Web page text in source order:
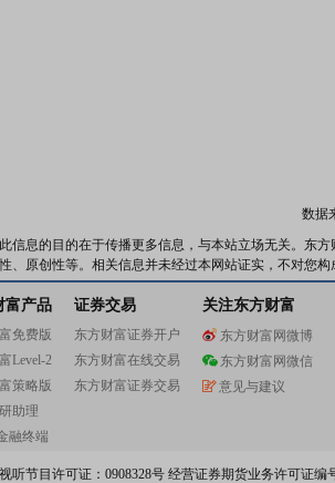
数据
信息的目的在于传播更多信息，与本站立场无关。东
、原创性等。相关信息并未经过本网站证实，不对您
富产品
免费版
Level-2
策略版
助理
融终端
证券交易
东方财富证券开户
东方财富在线交易
东方财富证券交易
关注东方财富
东方财富网微博
东方财富网微信
意见与建议
听节目许可证：0908328号 经营证券期货业务许可证编